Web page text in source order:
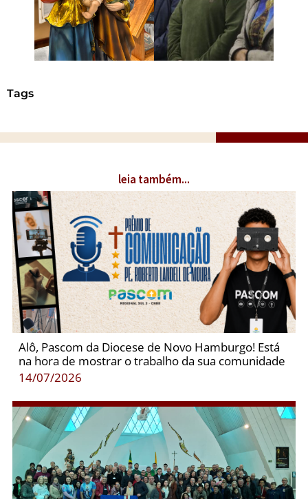
Tags
leia também...
Alô, Pascom da Diocese de Novo Hamburgo! Está
na hora de mostrar o trabalho da sua comunidade
14/07/2026